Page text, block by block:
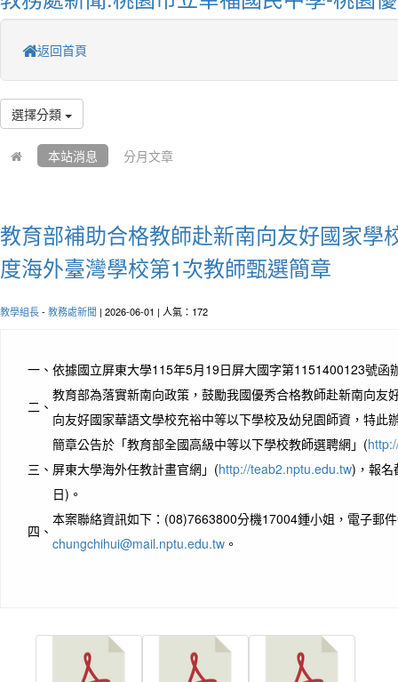
返回首頁
選擇分類
本站消息 分月文章
教育部補助合格教師赴新南向友好國家學
度海外臺灣學校第1次教師甄選簡章
教學組長- 教務處新聞 | 2026-06-01 | 人氣：172
一、 依據國立屏東大學115年5月19日屏大國字第1151400123號函
二、
教育部為落實新南向政策，鼓勵我國優秀合格教師赴新南向友
向友好國家華語文學校充裕中等以下學校及幼兒園師資，特此
三、
簡章公告於「教育部全國高級中等以下學校教師選聘網」(
屏東大學海外任教計畫官網」(http://teab2.nptu.edu.tw)，報名
日)。
四、
本案聯絡資訊如下：(08)7663800分機17004鍾小姐，電子郵
chungchihui@mail.nptu.edu.tw 。